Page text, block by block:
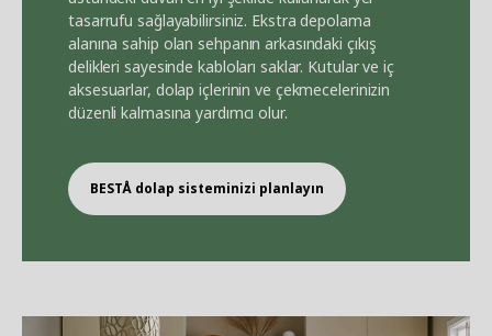
tasarrufu sağlayabilirsiniz. Ekstra depolama
alanına sahip olan sehpanın arkasındaki çıkış
delikleri sayesinde kabloları saklar. Kutular ve iç
aksesuarlar, dolap içlerinin ve çekmecelerinizin
düzenli kalmasına yardımcı olur.
BESTÅ dolap sisteminizi planlayın